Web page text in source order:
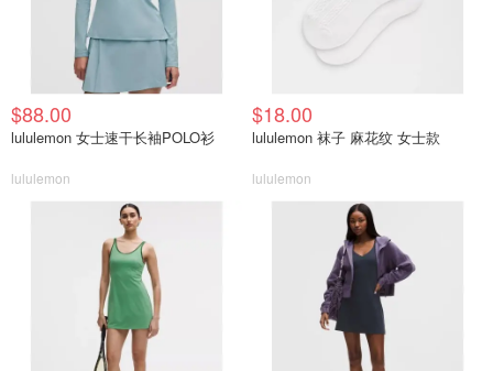
$88.00
lululemon 女士速干长袖POLO衫
lululemon
$18.00
lululemon 袜子 麻花纹 女士款
lululemon